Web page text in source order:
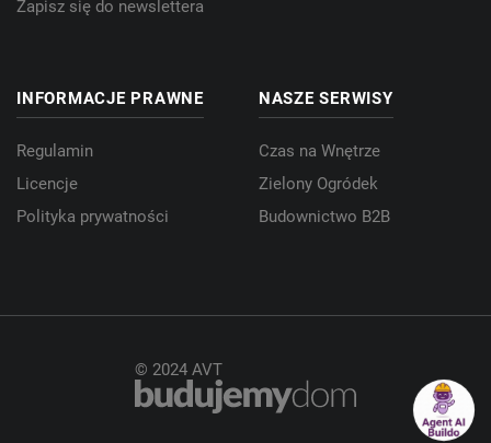
Zapisz się do newslettera
INFORMACJE PRAWNE
Regulamin
Licencje
Polityka prywatności
NASZE SERWISY
Czas na Wnętrze
Zielony Ogródek
Budownictwo B2B
© 2024 AVT